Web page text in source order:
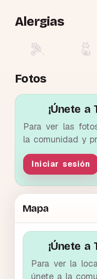
Alergias
Fotos
¡Únete a
Para ver las
la comunidad y
Iniciar sesión
Mapa
¡Únete a
Para ver la
únete a la